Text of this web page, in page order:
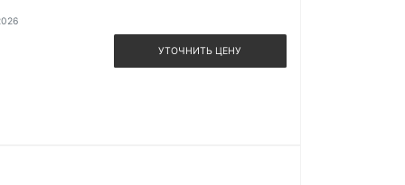
УТОЧНИТЬ ЦЕНУ